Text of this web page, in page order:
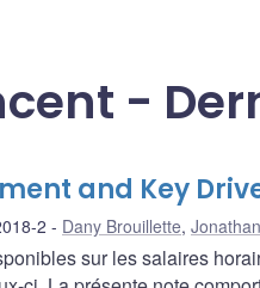
-
and Key
2 Dany Brouillette,
sur les salaires